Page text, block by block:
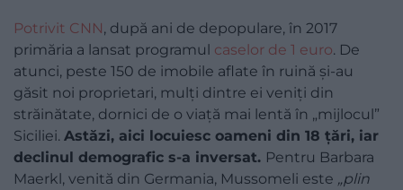
Potrivit CNN, după ani de depopulare, în 2017
primăria a lansat programul caselor de 1 euro. De
atunci, peste 150 de imobile aflate în ruină și-au
găsit noi proprietari, mulți dintre ei veniți din
străinătate, dornici de o viață mai lentă în „mijlocul”
Siciliei. Astăzi, aici locuiesc oameni din 18 țări, iar
declinul demografic s-a inversat. Pentru Barbara
Maerkl, venită din Germania, Mussomeli este „plin